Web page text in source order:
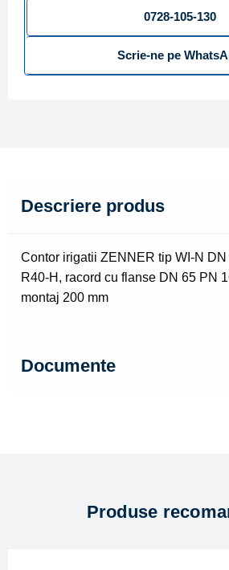
DN
0728-105-130
Scrie-ne pe
Descriere produs
Contor irigatii ZENNER tip WI-N DN
R40-H, racord cu flanse DN 65 PN
montaj 200 mm
Documente
Produse